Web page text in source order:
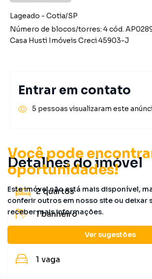
Você pode
oportunidades!
Este imóvel não está mais disponível,
conferir outros em nosso site ou deixar
receber mais informações.
Ver sugestões
Detalhes do imóvel
2quartos
1banheiro
1 vaga
Lageado - Cotia/SP
Número de blocos/torres: 4cód.
Casa Husti Imóveis Creci45903-J
Entrar em contato
5 pessoas visualizaram este